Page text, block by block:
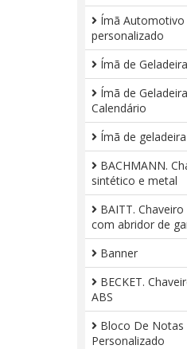
Ímã
personalizado
Ímã de Geladeira
Ímã de
Calendário
Ímã de
BACHMANN.
sintético e metal
BAITT.
com abridor de
Banner
BECKET.
ABS
Bloco De Notas
Personalizado